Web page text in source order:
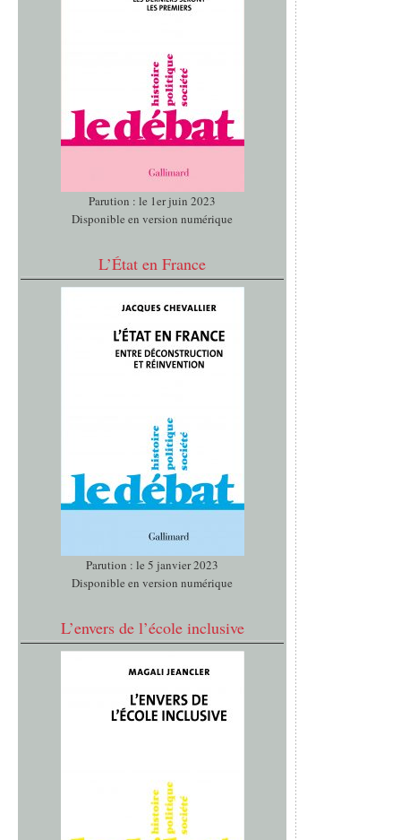
Parution : le 1er juin 2023
Disponible en version numérique
L’État en France
Parution : le 5 janvier 2023
Disponible en version numérique
L’envers de l’école inclusive